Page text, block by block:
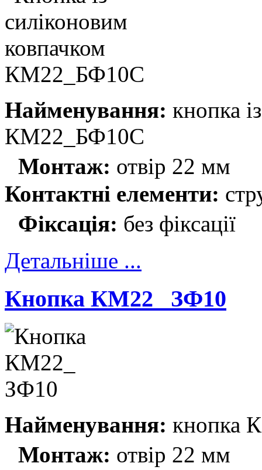
Найменування: кнопка
КМ22_БФ10С
Монтаж: отвір 22 мм
Контактні елементи:
Фіксація: без фіксації
Детальніше ...
Кнопка КМ22_ ЗФ10
Найменування: кнопка
Монтаж: отвір 22 мм